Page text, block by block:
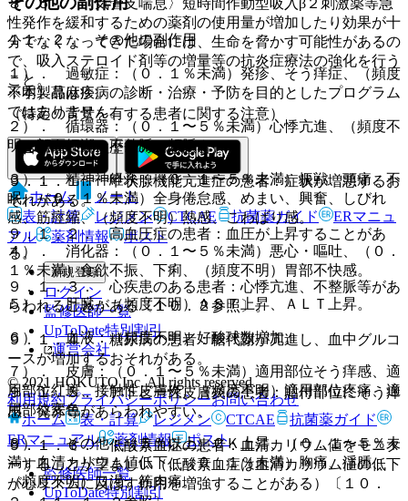
８．５． 〈気管支喘息〉短時間作動型吸入β２刺激薬等急
性発作を緩和するための薬剤の使用量が増加したり効果が十
分でなくなってきた場合には、生命を脅かす可能性があるの
で、吸入ステロイド剤等の増量等の抗炎症療法の強化を行う
こと。
（特定の背景を有する患者に関する注意）
（合併症・既往歴等のある患者）
９．１．１． 甲状腺機能亢進症の患者：症状が増悪するお
それがある。
９．１．２． 高血圧症の患者：血圧が上昇することがあ
る。
９．１．３． 心疾患のある患者：心悸亢進、不整脈等があ
らわれることがある〔１０．２参照〕。
９．１．４． 糖尿病の患者：糖代謝が亢進し、血中グルコ
ースが増加するおそれがある。
９．１．５． アトピー性皮膚炎の患者：貼付部位にそう痒
感、発赤等があらわれやすい。
９．１．６． 低酸素血症の患者：血清カリウム値をモニタ
ーすることが望ましい（低酸素血症は血清カリウム値の低下
が心リズムに及ぼす作用を増強することがある）〔１０．
１１．２． その他の副作用
１）． 過敏症：（０．１％未満）発疹、そう痒症、（頻度
不明）蕁麻疹。
２）． 循環器：（０．１〜５％未満）心悸亢進、（頻度不
明）顔面紅潮、不整脈、頻脈。
３）． 精神神経系：（０．１〜５％未満）振戦、頭痛、不
眠、（０．１％未満）全身倦怠感、めまい、興奮、しびれ
感、筋痙縮、（頻度不明）熱感、こわばり感。
４）． 消化器：（０．１〜５％未満）悪心・嘔吐、（０．
１％未満）食欲不振、下痢、（頻度不明）胃部不快感。
５）． 肝臓：（頻度不明）ＡＳＴ上昇、ＡＬＴ上昇。
６）． 血液：（頻度不明）好酸球数増加。
７）． 皮膚：（０．１〜５％未満）適用部位そう痒感、適
用部位紅斑、接触性皮膚炎、（頻度不明）適用部位疼痛、適
用部位変色。
８）． その他：（５％以上）ＣＫ上昇、（０．１〜５％未
満）血清カリウム値低下、（０．１％未満）胸痛、浮腫、
（頻度不明）口渇、筋肉痛。
※本製品は疾病の診断・治療・予防を目的としたプログラム
ではありません。
ホーム
ノート
表・計算
レジメン CTCAE 抗菌薬ガイド
ERマニュ
アル
薬剤情報 ポスト
新規登録
ログイン
監修医師一覧
UpToDate特別割引
運営会社
© 2021 HOKUTO Inc. All rights reserved.
利用規約プライバシーポリシーお問い合わせ
ホーム
表・計算 レジメン CTCAE
抗菌薬ガイド
ERマニュアル
薬剤情報 ポスト
監修医師一覧
UpToDate特別割引